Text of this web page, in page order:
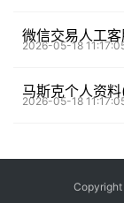
微信交易人工
2026-05-18
马斯克个人资
2026-05-18